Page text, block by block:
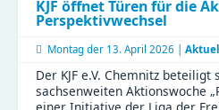
KJF öffnet Türen für die
Perspektivwechsel
Montag der 13. April 2026 |
Der KJF e.V. Chemnitz
sachsenweiten Aktionswoche